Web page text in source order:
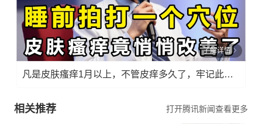
了解详情
凡是皮肤瘙痒1月以上，不管皮痒多久了，牢记此法，快！准！狠！
相关推荐 打开腾讯新闻查看更多